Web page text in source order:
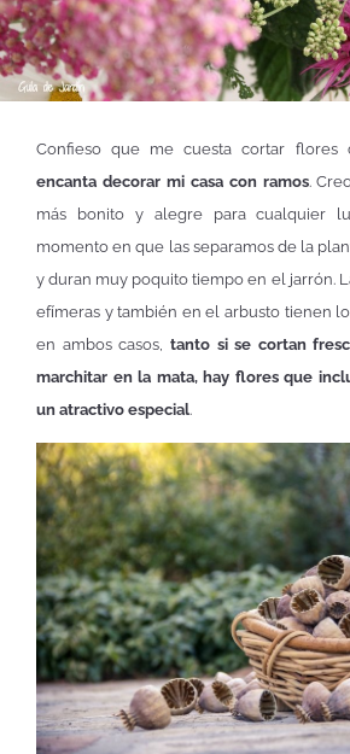
Confieso que me cuesta cortar flores
encanta decorar mi casa con ramos.
más bonito y alegre para cualquier
momento en que las separamos de la
y duran muy poquito tiempo en el jarrón.
efímeras y también en el arbusto tienen
en ambos casos, tanto si se cortan
marchitar en la mata, hay flores que
un atractivo especial.